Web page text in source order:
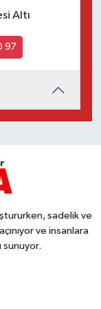
Altı
97
sadelik ve
ve insanlara
sunuyor.